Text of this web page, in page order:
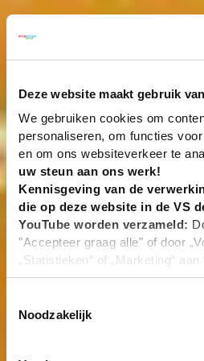
Deze website maakt gebruik
We gebruiken cookies om
personaliseren, om functies
en om ons websiteverkeer te
uw steun aan ons werk!
Kennisgeving van de
die op deze website in de VS
YouTube worden verzameld:
"Accepteer graag alle" of door
„Statistieken“ of „Marketing“
op "Selectie handmatig
overeenstemming met Art. 49
VS zijn door het Europees Hof
Noodzakelijk